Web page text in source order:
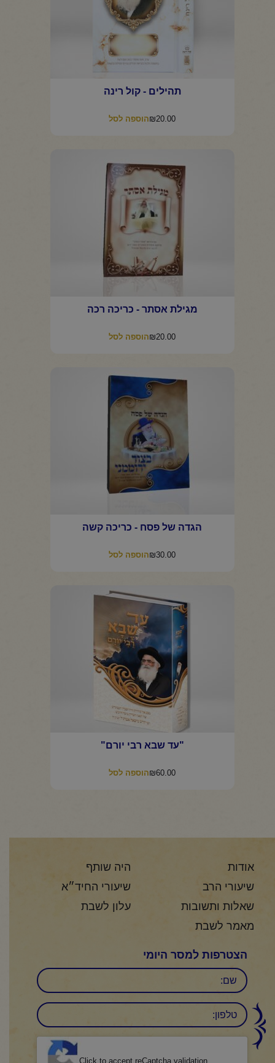
תהילים - קול רינה
₪20.00 הוספה לסל
מגילת אסתר - כריכה רכה
₪20.00 הוספה לסל
הגדה של פסח - כריכה קשה
₪30.00 הוספה לסל
"עד שבא רבי יורם"
₪60.00 הוספה לסל
אודות
היה שותף
שיעורי הרב
שיעורי החיד״א
שאלות ותשובות
עלון לשבת
מאמר לשבת
הצטרפות למסר היומי
שם
טלפון:
Click to accept reCaptcha validation.